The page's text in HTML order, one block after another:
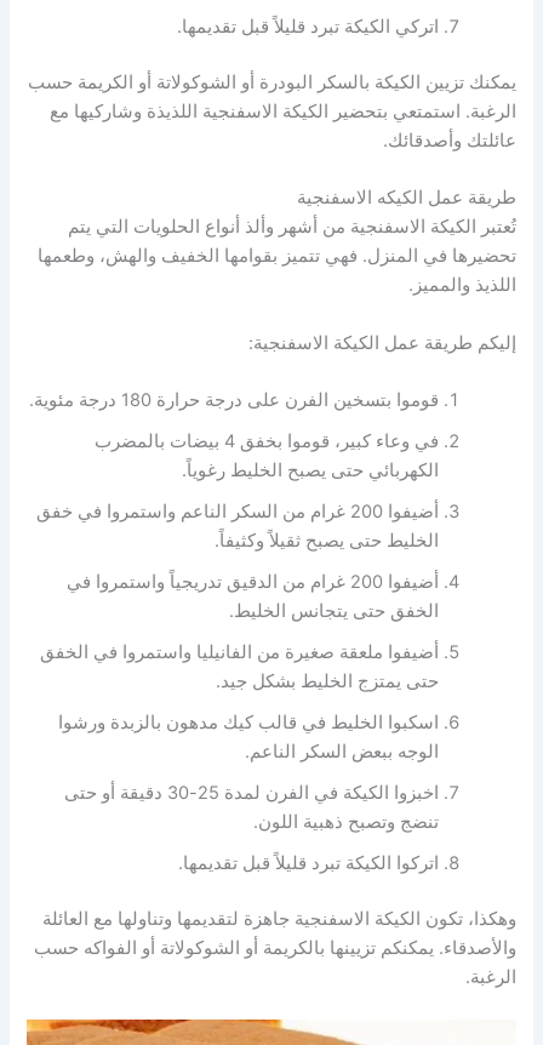
اتركي الكيكة تبرد قليلاً قبل تقديمها.
يمكنك تزيين الكيكة بالسكر البودرة أو الشوكولاتة أو الكريمة حسب
الرغبة. استمتعي بتحضير الكيكة الاسفنجية اللذيذة وشاركيها مع
عائلتك وأصدقائك.
طريقة عمل الكيكه الاسفنجية
تُعتبر الكيكة الاسفنجية من أشهر وألذ أنواع الحلويات التي يتم
تحضيرها في المنزل. فهي تتميز بقوامها الخفيف والهش، وطعمها
اللذيذ والمميز.
إليكم طريقة عمل الكيكة الاسفنجية:
قوموا بتسخين الفرن على درجة حرارة 180 درجة مئوية.
في وعاء كبير، قوموا بخفق 4 بيضات بالمضرب
الكهربائي حتى يصبح الخليط رغوياً.
أضيفوا 200 غرام من السكر الناعم واستمروا في خفق
الخليط حتى يصبح ثقيلاً وكثيفاً.
أضيفوا 200 غرام من الدقيق تدريجياً واستمروا في
الخفق حتى يتجانس الخليط.
أضيفوا ملعقة صغيرة من الفانيليا واستمروا في الخفق
حتى يمتزج الخليط بشكل جيد.
اسكبوا الخليط في قالب كيك مدهون بالزبدة ورشوا
الوجه ببعض السكر الناعم.
اخبزوا الكيكة في الفرن لمدة 25-30 دقيقة أو حتى
تنضج وتصبح ذهبية اللون.
اتركوا الكيكة تبرد قليلاً قبل تقديمها.
وهكذا، تكون الكيكة الاسفنجية جاهزة لتقديمها وتناولها مع العائلة
والأصدقاء. يمكنكم تزيينها بالكريمة أو الشوكولاتة أو الفواكه حسب
الرغبة.